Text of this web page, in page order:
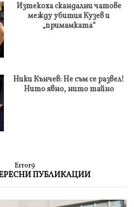
Изтекоха скандални чатове
между убития Кузев и
„примамката“
Ники Кънчев: Не съм се развел!
Нито явно, нито тайно
Error9
ПУБЛИКАЦИИ